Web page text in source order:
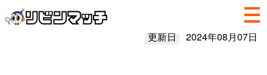
更新日 2024年08月07日